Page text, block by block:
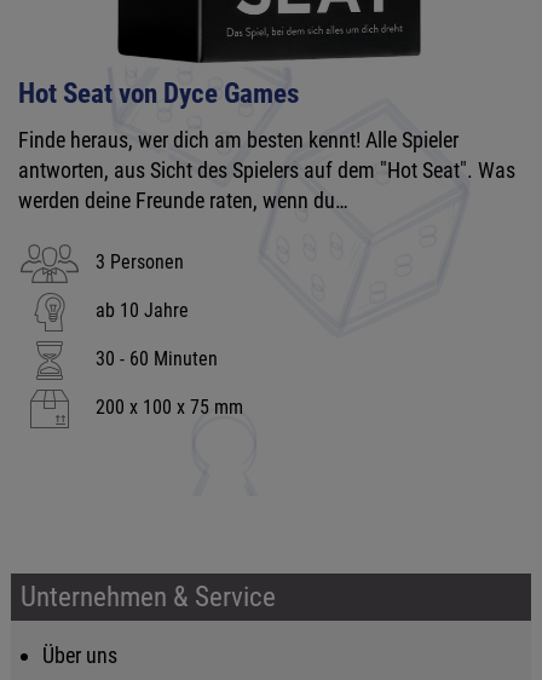
Hot Seat von Dyce Games
Finde heraus, wer dich am besten kennt! Alle Spieler
antworten, aus Sicht des Spielers auf dem "Hot Seat". Was
werden deine Freunde raten, wenn du…
3 Personen
ab 10 Jahre
30 - 60 Minuten
200 x 100 x 75 mm
Unternehmen & Service
Über uns